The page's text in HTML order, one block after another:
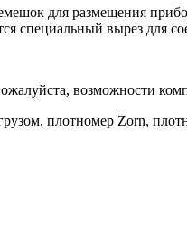
для размещения
специальный вырез для
возможности
плотномер Zorn,